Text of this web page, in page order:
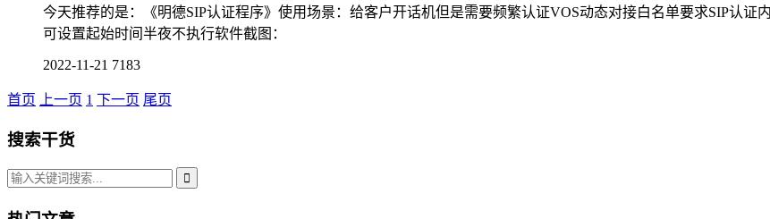
今天推荐的是：《明德SIP认证程序》使用场景：给客户开话机但是需要频繁认证VOS动态对接白名单要求SIP认证
可设置起始时间半夜不执行软件截图：
2022-11-21 7183
首页 上一页 1 下一页 尾页
搜索干货